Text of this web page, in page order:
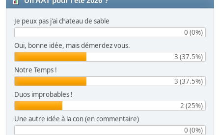
Je peux pas j'ai chateau de sable
0 (0%)
Oui, bonne idée, mais démerdez vous.
3 (37.5%)
Notre Temps !
3 (37.5%)
Duos improbables !
2 (25%)
Une autre idée à la con (en commentaire)
0 (0%)